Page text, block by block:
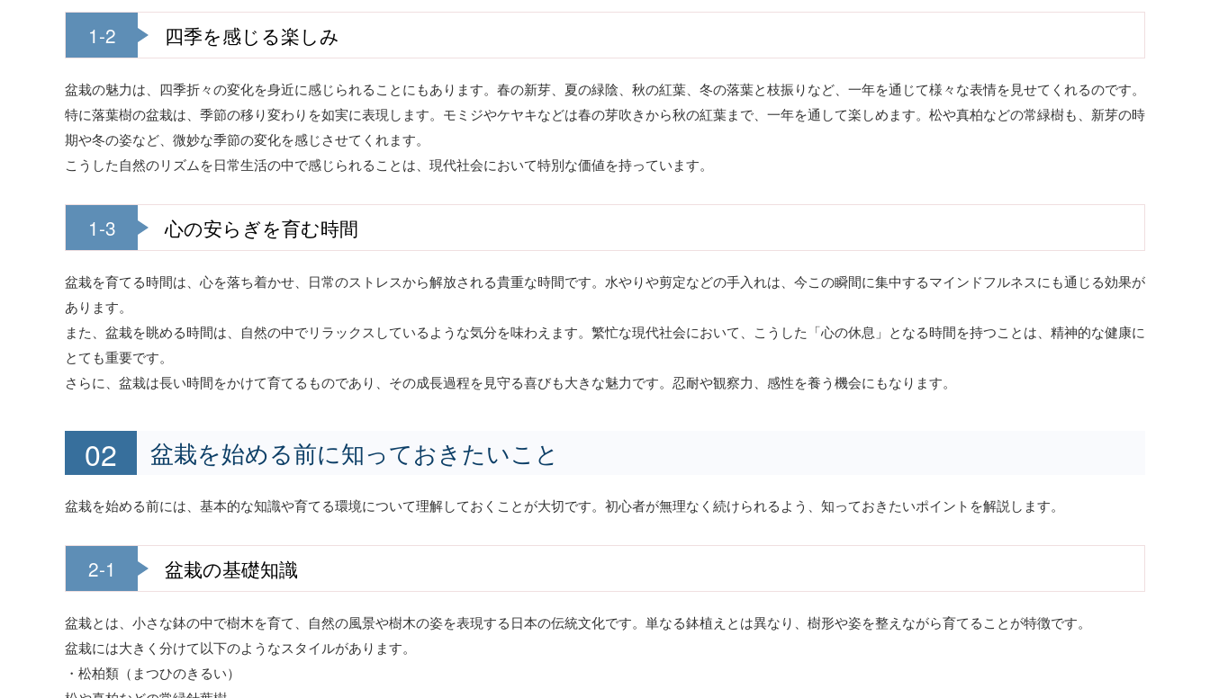
1-2 四季を感じる楽しみ
盆栽の魅力は、四季折々の変化を身近に感じられることにもあります。春の新芽、夏の緑陰、秋の紅葉、冬の落葉と枝振りなど、一年を通じて様々な表情を見せてくれるのです。
特に落葉樹の盆栽は、季節の移り変わりを如実に表現します。モミジやケヤキなどは春の芽吹きから秋の紅葉まで、一年を通して楽しめます。松や真柏などの常緑樹も、新芽の時
期や冬の姿など、微妙な季節の変化を感じさせてくれます。
こうした自然のリズムを日常生活の中で感じられることは、現代社会において特別な価値を持っています。
1-3 心の安らぎを育む時間
盆栽を育てる時間は、心を落ち着かせ、日常のストレスから解放される貴重な時間です。水やりや剪定などの手入れは、今この瞬間に集中するマインドフルネスにも通じる効果が
あります。
また、盆栽を眺める時間は、自然の中でリラックスしているような気分を味わえます。繁忙な現代社会において、こうした「心の休息」となる時間を持つことは、精神的な健康に
とても重要です。
さらに、盆栽は長い時間をかけて育てるものであり、その成長過程を見守る喜びも大きな魅力です。忍耐や観察力、感性を養う機会にもなります。
盆栽を始める前に知っておきたいこと
盆栽を始める前には、基本的な知識や育てる環境について理解しておくことが大切です。初心者が無理なく続けられるよう、知っておきたいポイントを解説します。
2-1 盆栽の基礎知識
盆栽とは、小さな鉢の中で樹木を育て、自然の風景や樹木の姿を表現する日本の伝統文化です。単なる鉢植えとは異なり、樹形や姿を整えながら育てることが特徴です。
盆栽には大きく分けて以下のようなスタイルがあります。
・松柏類（まつひのきるい）